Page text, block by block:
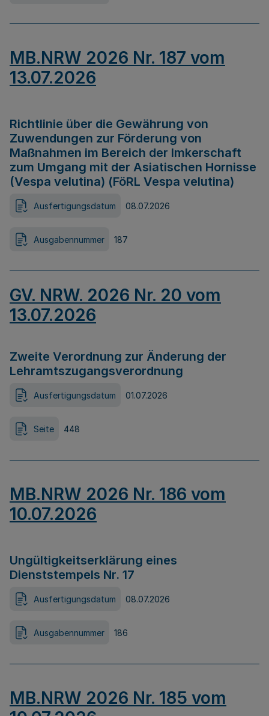
MB.NRW 2026 Nr. 187 vom
13.07.2026
Richtlinie über die Gewährung von
Zuwendungen zur Förderung von
Maßnahmen im Bereich der Imkerschaft
zum Umgang mit der Asiatischen Hornisse
(Vespa velutina) (FöRL Vespa velutina)
Ausfertigungsdatum 08.07.2026
Ausgabennummer 187
GV. NRW. 2026 Nr. 20 vom
13.07.2026
Zweite Verordnung zur Änderung der
Lehramtszugangsverordnung
Ausfertigungsdatum 01.07.2026
Seite 448
MB.NRW 2026 Nr. 186 vom
10.07.2026
Ungültigkeitserklärung eines
Dienststempels Nr. 17
Ausfertigungsdatum 08.07.2026
Ausgabennummer 186
MB.NRW 2026 Nr. 185 vom